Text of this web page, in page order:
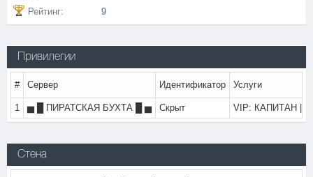
Рейтинг: 9
Привилегии
# Сервер Идентификатор Услуги
1 ▅ █ ПИРАТСКАЯ БУХТА █ ▅ Скрыт VIP: КАПИТАН |
Стена